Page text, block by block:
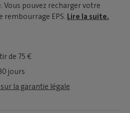
Vous pouvez recharger votre
rembourrage EPS. Lire la suite.
de 75 €
jours
la garantie légale